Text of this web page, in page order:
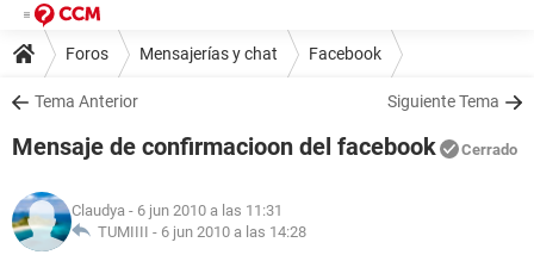
Foros Mensajerías y chat Facebook
Tema Anterior Siguiente Tema
Mensaje de confirmacioon del facebook Cerrado
Claudya - 6 jun 2010 a las 11:31
TUMIIII - 6 jun 2010 a las 14:28